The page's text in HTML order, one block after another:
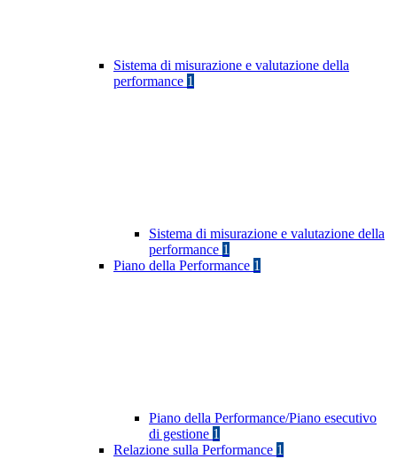
Sistema di misurazione e valutazione della
performance 1
Sistema di misurazione e valutazione della
performance 1
Piano della Performance 1
Piano della Performance/Piano esecutivo
di gestione 1
Relazione sulla Performance 1